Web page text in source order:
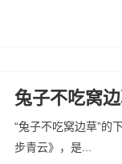
兔子不吃窝
“兔子不吃窝边草”的
步青云》，是...